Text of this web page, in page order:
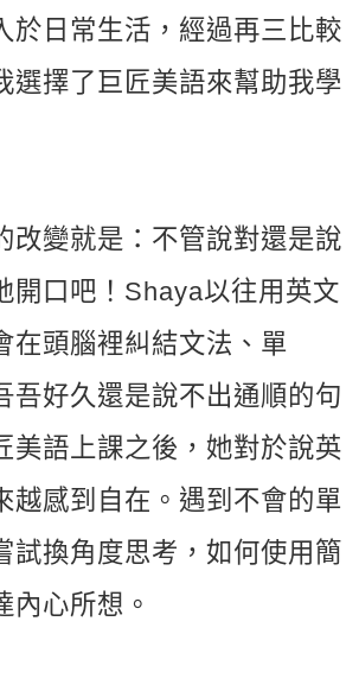
於日常生活，經過再三比較
選擇了巨匠美語來幫助我學
改變就是：不管說對還是說
開口吧！Shaya以往用英文
在頭腦裡糾結文法、單
好久還是說不出通順的句
美語上課之後，她對於說英
越感到自在。遇到不會的單
試換角度思考，如何使用簡
內心所想。